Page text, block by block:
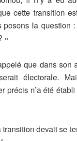
cette transition
posons la
»
que dans
électorale.
précis n’a été
devait se